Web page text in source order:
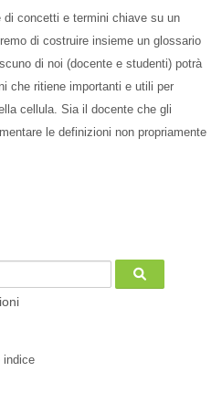
di concetti e termini chiave su un
di costruire insieme un glossario
di noi (docente e studenti) potrà
che ritiene importanti e utili per
cellula. Sia il docente che gli
le definizioni non propriamente
Cerca
indice